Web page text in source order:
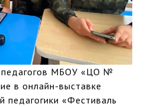
педагогов МБОУ «ЦО №
в онлайн-выставке
педагогики «Фестиваль